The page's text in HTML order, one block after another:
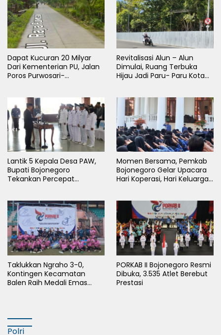
Dapat Kucuran 20 Milyar
Dari Kementerian PU, Jalan
Poros Purwosari-
Revitalisasi Alun – Alun
Dimulai, Ruang Terbuka
Hijau Jadi Paru- Paru Kota
Lantik 5 Kepala Desa PAW,
Bupati Bojonegoro
Tekankan Percepat
Momen Bersama, Pemkab
Bojonegoro Gelar Upacara
Hari Koperasi, Hari Keluarga
Taklukkan Ngraho 3-0,
Kontingen Kecamatan
Balen Raih Medali Emas
PORKAB II Bojonegoro Resmi
Dibuka, 3.535 Atlet Berebut
Prestasi
Polri